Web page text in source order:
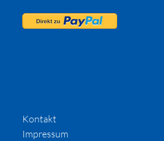
Kontakt
Impressum